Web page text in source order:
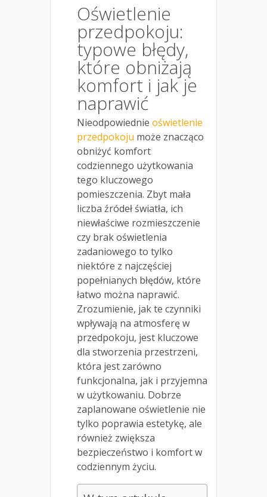
Oświetlenie
przedpokoju:
typowe błędy,
które obniżają
komfort i jak je
naprawić
Nieodpowiednie oświetlenie
przedpokoju może znacząco
obniżyć komfort
codziennego użytkowania
tego kluczowego
pomieszczenia. Zbyt mała
liczba źródeł światła, ich
niewłaściwe rozmieszczenie
czy brak oświetlenia
zadaniowego to tylko
niektóre z najczęściej
popełnianych błędów, które
łatwo można naprawić.
Zrozumienie, jak te czynniki
wpływają na atmosferę w
przedpokoju, jest kluczowe
dla stworzenia przestrzeni,
która jest zarówno
funkcjonalna, jak i przyjemna
w użytkowaniu. Dobrze
zaplanowane oświetlenie nie
tylko poprawia estetykę, ale
również zwiększa
bezpieczeństwo i komfort w
codziennym życiu.